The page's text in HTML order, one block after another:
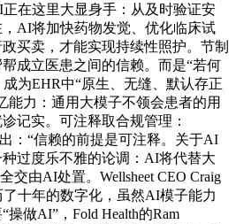
在这里大显身手：从及时验证安
AI将加快药物发觉、优化临床试
买卖，才能实现持续性照护。节制
成立医患之间的信赖。而是“若何
为EHR中“原生、无缝、默认存正
能力：通用大模子不领会患者的用
记实。可注释取合规管理：
出：“信赖的前提是可注释。关于AI
过度乐不雅的论调：AI将代替大
交由AI处置。Wellsheet CEO Craig
十年的数字化，虽然AI模子能力
做AI”，Fold Health的Ram